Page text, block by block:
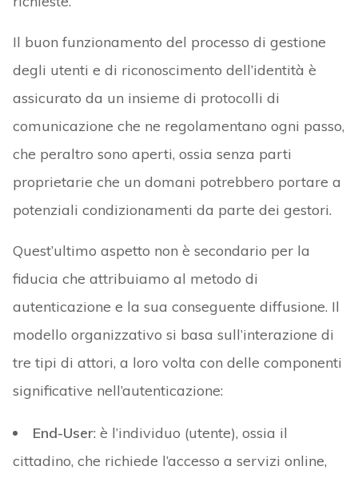
Il buon funzionamento del processo di gestione
degli utenti e di riconoscimento dell’identità è
assicurato da un insieme di protocolli di
comunicazione che ne regolamentano ogni passo,
che peraltro sono aperti, ossia senza parti
proprietarie che un domani potrebbero portare a
potenziali condizionamenti da parte dei gestori.
Quest’ultimo aspetto non è secondario per la
fiducia che attribuiamo al metodo di
autenticazione e la sua conseguente diffusione. Il
modello organizzativo si basa sull’interazione di
tre tipi di attori, a loro volta con delle componenti
significative nell’autenticazione:
End-User: è l’individuo (utente), ossia il
cittadino, che richiede l’accesso a servizi online,